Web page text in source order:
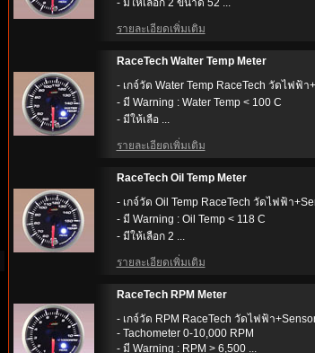
- มีให้เลือก 2 ขนาด 52 ...
รายละเอียดเพิ่มเติม
RaceTech Walter Temp Meter
- เกจ์วัด Water Temp RaceTech วัดไฟฟ้า
- มี Warning : Water Temp < 100 C
- มีให้เลือ ...
รายละเอียดเพิ่มเติม
RaceTech Oil Temp Meter
- เกจ์วัด Oil Temp RaceTech วัดไฟฟ้า
- มี Warning : Oil Temp < 118 C
- มีให้เลือก 2 ...
รายละเอียดเพิ่มเติม
RaceTech RPM Meter
- เกจ์วัด RPM RaceTech วัดไฟฟ้า
- Tachometer 0-10,000 RPM
- มี Warning : RPM > 6,500 ...